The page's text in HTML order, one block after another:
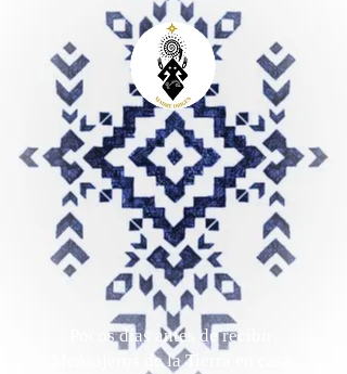
Pocos días antes de recibir
Mensajeros de la Tierra en casa